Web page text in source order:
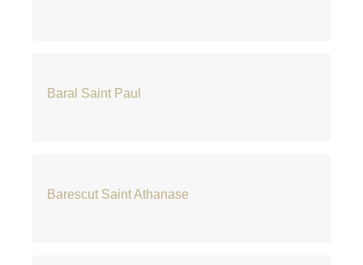
Baral Saint Paul
Barescut Saint Athanase